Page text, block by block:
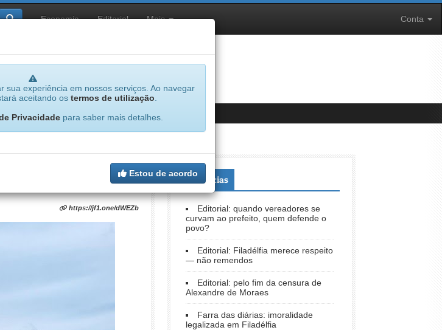
Economia Editorial Mais Conta
sua experiência em nossos serviços. Ao navegar
aceitando os termos de utilização
Privacidadepara saber mais detalhes.
Estou de acordo
menos pelas
https://jf1.one/dWEZb
+Notícias
Editorial: quando vereadores se
curvam ao prefeito, quem defende o
povo?
Editorial: Filadélfia merece respeito
— não remendos
Editorial: pelo fim da censura de
Alexandre de Moraes
Farra das diárias: imoralidade
legalizada em Filadélfia